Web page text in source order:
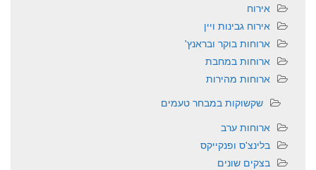
אירוח
אירוח גבינות ויין
ארוחות בוקר ובראנץ'
ארוחות במחבת
ארוחות מהירות
שקשוקות במבחר טעמים
ארוחות ערב
בלינצ'ס ופנקייקס
בצקים שונים